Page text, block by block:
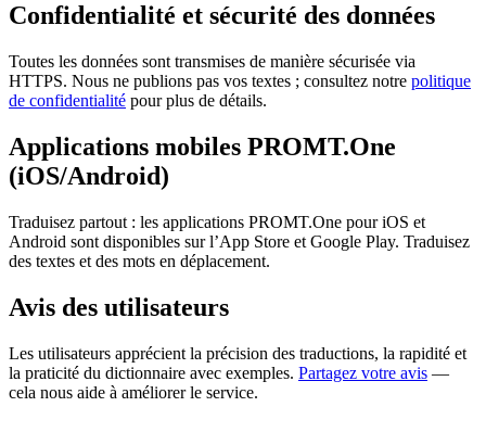
Confidentialité et sécurité des données
Toutes les données sont transmises de manière sécurisée via
HTTPS. Nous ne publions pas vos textes ; consultez notre politique
de confidentialité pour plus de détails.
Applications mobiles PROMT.One
(iOS/Android)
Traduisez partout : les applications PROMT.One pour iOS et
Android sont disponibles sur l’App Store et Google Play. Traduisez
des textes et des mots en déplacement.
Avis des utilisateurs
Les utilisateurs apprécient la précision des traductions, la rapidité et
la praticité du dictionnaire avec exemples. Partagez votre avis —
cela nous aide à améliorer le service.